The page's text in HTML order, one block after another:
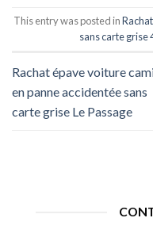
This entry was posted in
sans carte grise
Rachat épave voiture
en panne accidentée sans
carte grise Le Passage